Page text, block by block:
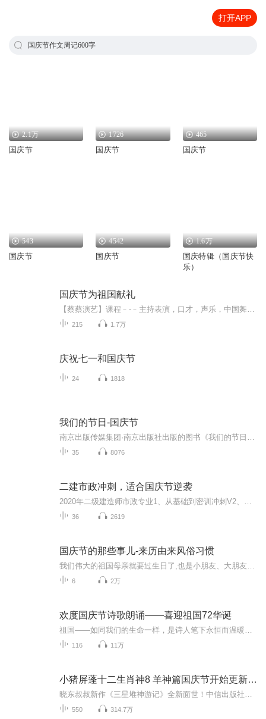
打开APP
国庆节作文周记600字
2.1万
国庆节
1726
国庆节
465
国庆节
543
国庆节
4542
国庆节
1.6万
国庆特辑（国庆节快
乐）
国庆节为祖国献礼
215 1.7万
庆祝七一和国庆节
24 1818
我们的节日-国庆节
35 8076
二建市政冲刺，适合国庆节逆袭
36 2619
国庆节的那些事儿-来历由来风俗习惯
6 2万
欢度国庆节诗歌朗诵——喜迎祖国72华诞
116 11万
小猪屏蓬十二生肖神8 羊神篇国庆节开始更新啦！
550 314.7万